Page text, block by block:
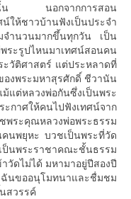
ก้วนั้น นอกจากการสอน
ให้ชาวบ้านฟังเป็นประจำ
จำนวนมากขึ้นทุกวัน เป็น
ระรูปไหนมาเทศน์สอนคน
ะวัติศาสตร์ แต่ประหลาดที่
องพระมหาสุรศักดิ์ ชีวานัน
หลวงพ่อกันซึ่งเป็นพระ
กาศให้คนไปฟังเทศน์จาก
ระคุณหลวงพ่อพระธรรม
นพยุหะ บวชเป็นพระที่วัด
ป็นพระราชาคณะชั้นธรรม
วัดไม่ได้ มหามาอยู่ปีสองปี
นขออนุโมทนาและชื่มชม
สวรรค์